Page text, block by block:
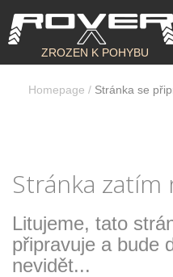
ZROZEN K POHYBU
Homepage / Stránka se
Stránka
Litujeme, tato
připravuje a bude
nevidět...